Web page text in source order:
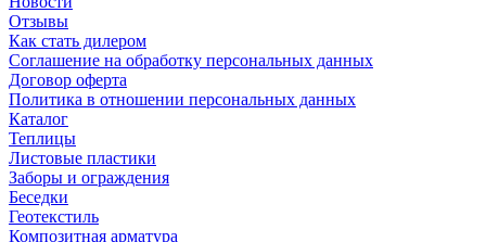
Отзывы
Как стать дилером
Соглашение на обработку персональных данных
Договор оферта
Политика в отношении персональных данных
Каталог
Теплицы
Листовые пластики
Заборы и ограждения
Беседки
Геотекстиль
Композитная арматура